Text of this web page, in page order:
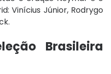
Vinícius Júnior, Rodrygo
Brasileira